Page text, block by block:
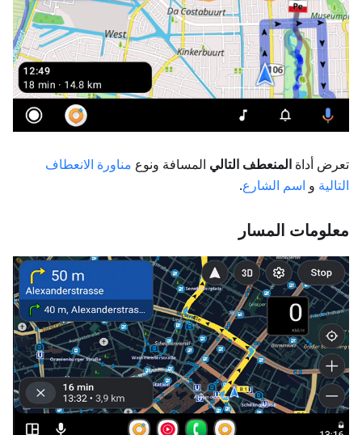
تعرض أداة المنعطف التالي المسافة ونوع مناورة الانعطاف
التالية و اسم الشارع.
معلومات المسار